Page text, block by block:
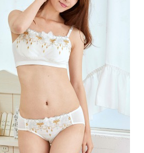
最前線
トの話題